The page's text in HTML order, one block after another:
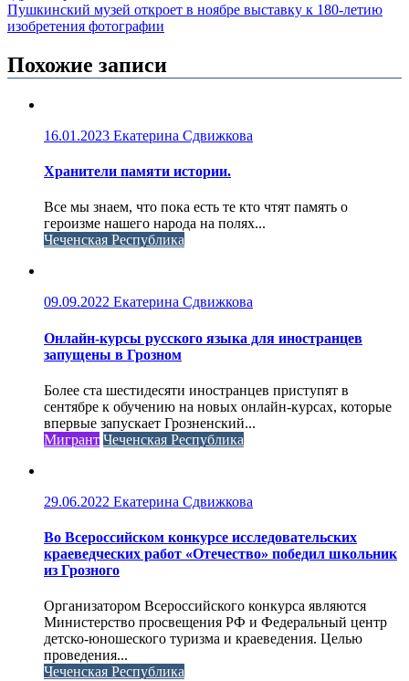
Пушкинский музей откроет в ноябре выставку к 180-летию
изобретения фотографии
Похожие записи
16.01.2023 Екатерина Сдвижкова
Хранители памяти истории.
Все мы знаем, что пока есть те кто чтят память о
героизме нашего народа на полях...
Чеченская Республика
09.09.2022 Екатерина Сдвижкова
Онлайн-курсы русского языка для иностранцев
запущены в Грозном
Более ста шестидесяти иностранцев приступят в
сентябре к обучению на новых онлайн-курсах, которые
впервые запускает Грозненский...
Мигрант Чеченская Республика
29.06.2022 Екатерина Сдвижкова
Во Всероссийском конкурсе исследовательских
краеведческих работ «Отечество» победил школьник
из Грозного
Организатором Всероссийского конкурса являются
Министерство просвещения РФ и Федеральный центр
детско-юношеского туризма и краеведения. Целью
проведения...
Чеченская Республика